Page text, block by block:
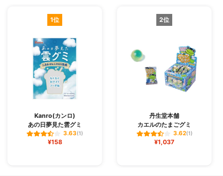
1位
Kanro(カンロ)
あの日夢見た雲グミ
3.63(1)
¥158
2位
丹生堂本舗
カエルのたまごグミ
3.62(1)
¥1,037